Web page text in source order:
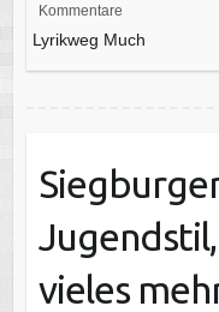
Kommentare
Lyrikweg Much
Jugendstil,
vieles